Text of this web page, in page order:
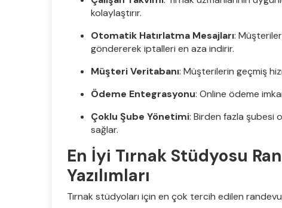
kolaylaştırır.
Otomatik Hatırlatma Mesajları:
göndererek iptalleri en aza indirir.
Müşteri Veritabanı: Müşterilerin geçmiş
Ödeme Entegrasyonu: Online ödeme
Çoklu Şube Yönetimi: Birden fazla şubesi
sağlar.
En İyi Tırnak Stüdyosu
Yazılımları
Tırnak stüdyoları için en çok tercih edilen randevu